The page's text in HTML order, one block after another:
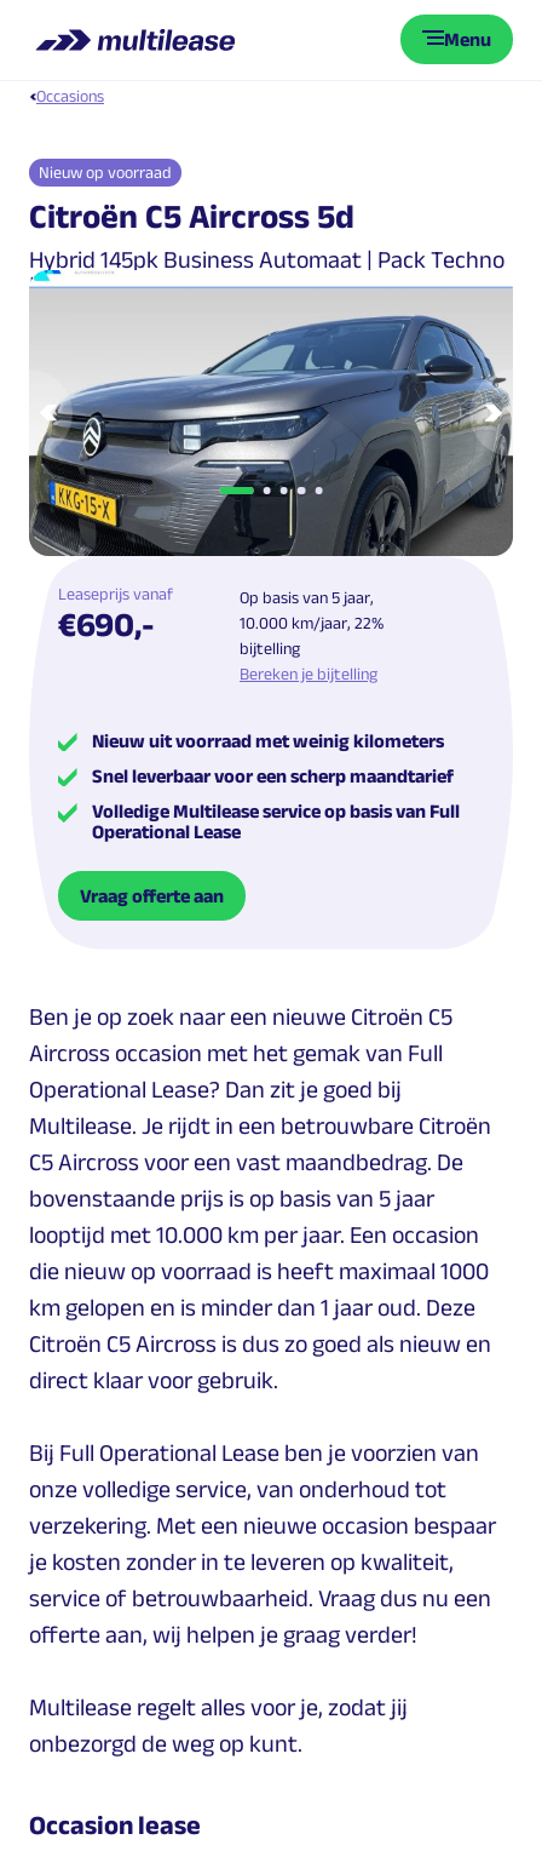
Menu
Occasions
Citroën C5 Aircross 5d
Hybrid 145pk Business Automaat | Pack Techno
| 360° Camera | Head-Up Display |
Nieuw op voorraad
Vorige
Leaseprijs vanaf
€690,-
Op basis van 5 jaar,
10.000 km/jaar, 22%
bijtelling
Bereken je bijtelling
Nieuw uit voorraad met weinig kilometers
Snel leverbaar voor een scherp maandtarief
Volledige Multilease service op basis van Full
Operational Lease
Vraag offerte aan
Ben je op zoek naar een nieuwe Citroën C5
Aircross occasion met het gemak van Full
Operational Lease? Dan zit je goed bij
Multilease. Je rijdt in een betrouwbare Citroën
C5 Aircross voor een vast maandbedrag. De
bovenstaande prijs is op basis van 5 jaar
looptijd met 10.000 km per jaar. Een occasion
die nieuw op voorraad is heeft maximaal 1000
km gelopen en is minder dan 1 jaar oud. Deze
Citroën C5 Aircross is dus zo goed als nieuw en
direct klaar voor gebruik.
Bij Full Operational Lease ben je voorzien van
onze volledige service, van onderhoud tot
verzekering. Met een nieuwe occasion bespaar
je kosten zonder in te leveren op kwaliteit,
service of betrouwbaarheid. Vraag dus nu een
offerte aan, wij helpen je graag verder!
Multilease regelt alles voor je, zodat jij
onbezorgd de weg op kunt.
Occasion lease